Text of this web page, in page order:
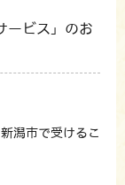
ービス」のお
潟市で受けるこ